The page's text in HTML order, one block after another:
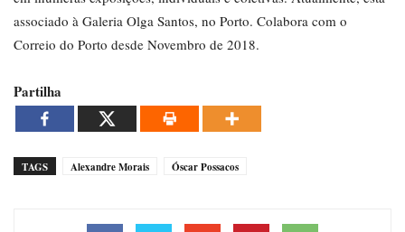
associado à Galeria Olga Santos, no Porto. Colabora com o
Correio do Porto desde Novembro de 2018.
Partilha
TAGS Alexandre Morais Óscar Possacos